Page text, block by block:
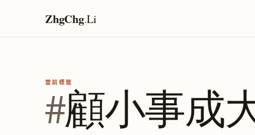
ZhgChg.Li
當前標籤
#顧小事成